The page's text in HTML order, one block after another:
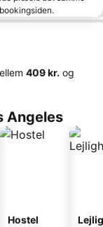
‎409 kr. og
Angeles
Hostel